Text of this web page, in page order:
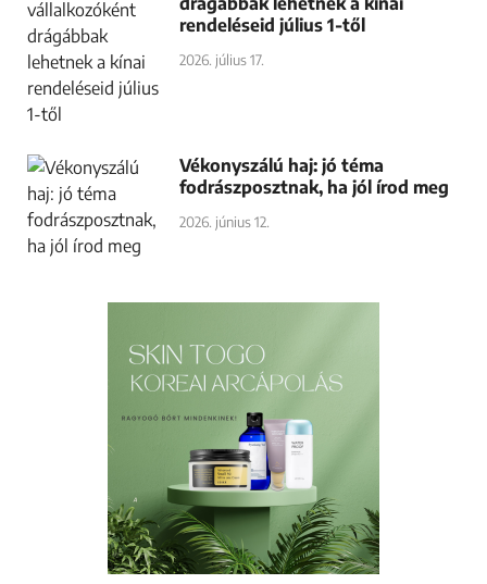
rendeléseid július 1-től
2026. július 17.
Vékonyszálú haj: jó téma
fodrászposztnak, ha jól írod meg
2026. június 12.